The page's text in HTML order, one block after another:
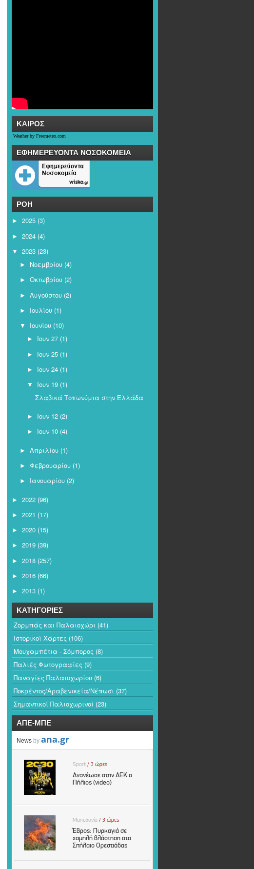
ΚΑΙΡOΣ
Weather by Freemeteo.com
ΕΦΗΜΕΡΕΥΟΝΤΑ ΝΟΣΟΚΟΜΕΙΑ
ΡΟΗ
► 2025 (3)
► 2024 (4)
▼ 2023 (23)
► Νοεμβρίου (4)
► Οκτωβρίου (2)
► Αυγούστου (2)
► Ιουλίου (1)
▼ Ιουνίου (10)
► Ιουν 27 (1)
► Ιουν 25 (1)
► Ιουν 24 (1)
▼ Ιουν 19 (1)
Σλαβικά Τοπωνύμια στην Ελλάδα
► Ιουν 12 (2)
► Ιουν 10 (4)
► Απριλίου (1)
► Φεβρουαρίου (1)
► Ιανουαρίου (2)
► 2022 (96)
► 2021 (17)
► 2020 (15)
► 2019 (39)
► 2018 (257)
► 2016 (66)
► 2013 (1)
ΚΑΤΗΓΟΡΙΕΣ
Ζορμπάς και Παλαιοχώρι (41)
Ιστορικοί Χάρτες (106)
Μουχαμπέτια - Σόμπορος (8)
Παλιές Φωτογραφίες (9)
Παναγίες Παλαιοχωρίου (6)
Ποκρέντος/Αραβενικεία/Νέπωσι (37)
Σημαντικοί Παλιοχωρινοί (23)
ΑΠΕ-ΜΠΕ